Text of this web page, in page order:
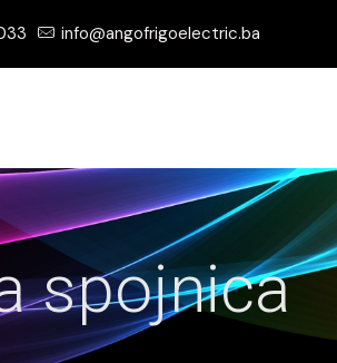
info@angofrigoelectric.ba
spojnica